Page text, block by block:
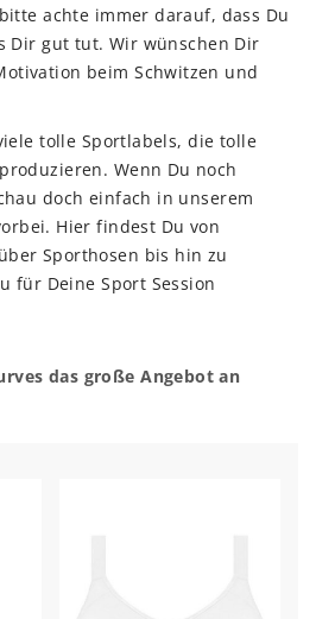
achte immer darauf, dass Du
Dir gut tut. Wir wünschen Dir
beim Schwitzen und
tolle Sportlabels, die tolle
Wenn Du noch
doch einfach in unserem
Hier findest Du von
Sporthosen bis hin zu
für Deine Sport Session
das große Angebot an